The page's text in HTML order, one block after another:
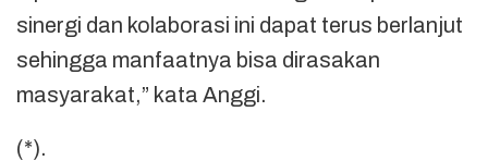
sinergi dan kolaborasi ini dapat terus berlanjut
sehingga manfaatnya bisa dirasakan
masyarakat,” kata Anggi.
(*).